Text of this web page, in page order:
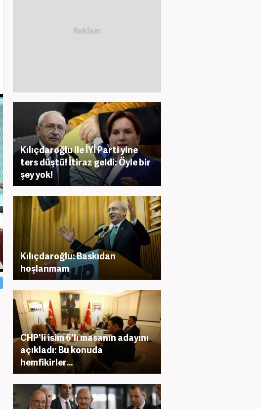
Kılıçdaroğlu ile İYİ Parti yine
ters düştü! İtiraz geldi: Öyle bir
şey yok!
Kılıçdaroğlu: Baskıdan
hoşlanmam
CHP'li isim 6'lı masanın adayını
açıkladı: Bu konuda
hemfikirler...